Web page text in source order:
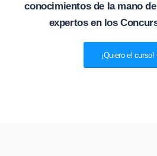
conocimientos de la mano
expertos en los
¡Quiero el curso!